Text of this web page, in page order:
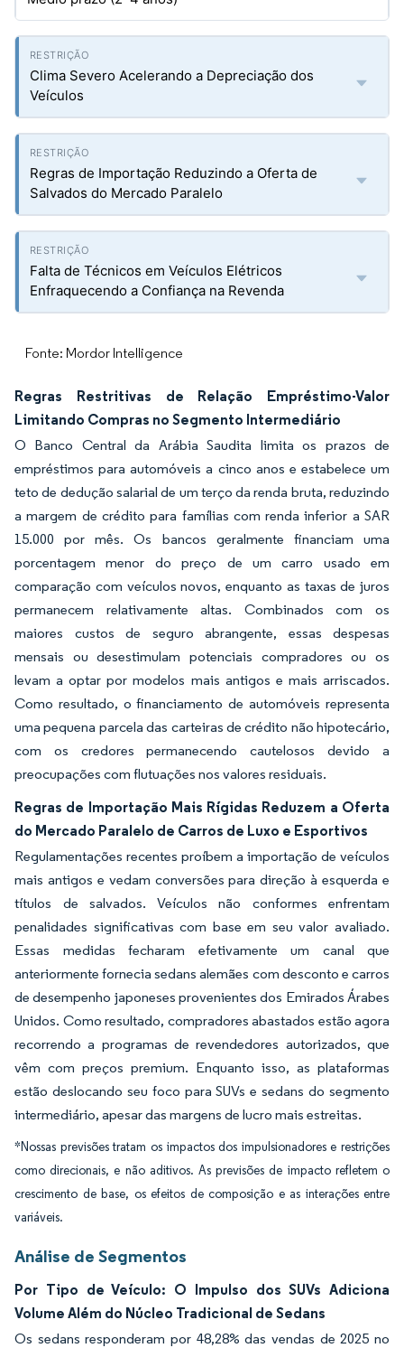
Clima Severo Acelerando a Depreciação dos
Veículos
Regras de Importação Reduzindo a Oferta de
Salvados do Mercado Paralelo
Falta de Técnicos em Veículos Elétricos
Enfraquecendo a Confiança na Revenda
Fonte: Mordor Intelligence
Regras Restritivas de Relação Empréstimo-Valor
Limitando Compras no Segmento Intermediário
O Banco Central da Arábia Saudita limita os prazos de
empréstimos para automóveis a cinco anos e estabelece um
teto de dedução salarial de um terço da renda bruta, reduzindo
a margem de crédito para famílias com renda inferior a SAR
15.000 por mês. Os bancos geralmente financiam uma
porcentagem menor do preço de um carro usado em
comparação com veículos novos, enquanto as taxas de juros
permanecem relativamente altas. Combinados com os
maiores custos de seguro abrangente, essas despesas
mensais ou desestimulam potenciais compradores ou os
levam a optar por modelos mais antigos e mais arriscados.
Como resultado, o financiamento de automóveis representa
uma pequena parcela das carteiras de crédito não hipotecário,
com os credores permanecendo cautelosos devido a
preocupações com flutuações nos valores residuais.
Regras de Importação Mais Rígidas Reduzem a Oferta
do Mercado Paralelo de Carros de Luxo e Esportivos
Regulamentações recentes proíbem a importação de veículos
mais antigos e vedam conversões para direção à esquerda e
títulos de salvados. Veículos não conformes enfrentam
penalidades significativas com base em seu valor avaliado.
Essas medidas fecharam efetivamente um canal que
anteriormente fornecia sedans alemães com desconto e carros
de desempenho japoneses provenientes dos Emirados Árabes
Unidos. Como resultado, compradores abastados estão agora
recorrendo a programas de revendedores autorizados, que
vêm com preços premium. Enquanto isso, as plataformas
estão deslocando seu foco para SUVs e sedans do segmento
intermediário, apesar das margens de lucro mais estreitas.
*Nossas previsões tratam os impactos dos impulsionadores e restrições
como direcionais, e não aditivos. As previsões de impacto refletem o
crescimento de base, os efeitos de composição e as interações entre
variáveis.
Análise de Segmentos
Por Tipo de Veículo: O Impulso dos SUVs Adiciona
Volume Além do Núcleo Tradicional de Sedans
Os sedans responderam por 48,28% das vendas de 2025 no